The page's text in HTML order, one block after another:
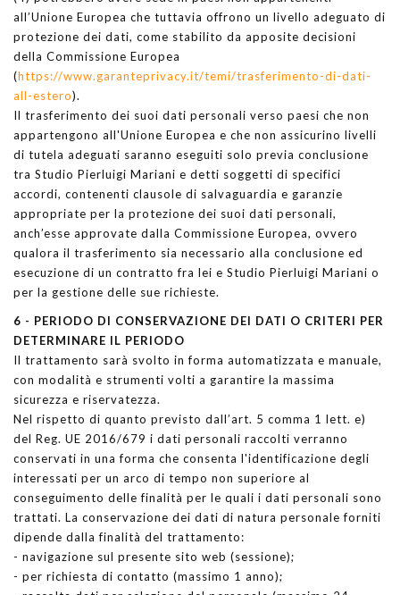
all’Unione Europea che tuttavia offrono un livello adeguato di
protezione dei dati, come stabilito da apposite decisioni
della Commissione Europea
(https://www.garanteprivacy.it/temi/trasferimento-di-dati-
all-estero).
Il trasferimento dei suoi dati personali verso paesi che non
appartengono all'Unione Europea e che non assicurino livelli
di tutela adeguati saranno eseguiti solo previa conclusione
tra Studio Pierluigi Mariani e detti soggetti di specifici
accordi, contenenti clausole di salvaguardia e garanzie
appropriate per la protezione dei suoi dati personali,
anch’esse approvate dalla Commissione Europea, ovvero
qualora il trasferimento sia necessario alla conclusione ed
esecuzione di un contratto fra lei e Studio Pierluigi Mariani o
per la gestione delle sue richieste.
6 - PERIODO DI CONSERVAZIONE DEI DATI O CRITERI PER
DETERMINARE IL PERIODO
Il trattamento sarà svolto in forma automatizzata e manuale,
con modalità e strumenti volti a garantire la massima
sicurezza e riservatezza.
Nel rispetto di quanto previsto dall’art. 5 comma 1 lett. e)
del Reg. UE 2016/679 i dati personali raccolti verranno
conservati in una forma che consenta l'identificazione degli
interessati per un arco di tempo non superiore al
conseguimento delle finalità per le quali i dati personali sono
trattati. La conservazione dei dati di natura personale forniti
dipende dalla finalità del trattamento:
- navigazione sul presente sito web (sessione);
- per richiesta di contatto (massimo 1 anno);